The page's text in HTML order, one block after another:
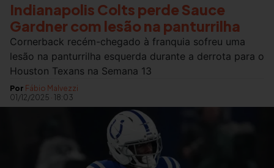
Indianapolis Colts perde Sauce
Gardner com lesão na panturrilha
Cornerback recém-chegado à franquia sofreu uma
lesão na panturrilha esquerda durante a derrota para o
Houston Texans na Semana 13
Por Fábio Malvezzi
01/12/2025 · 18:03